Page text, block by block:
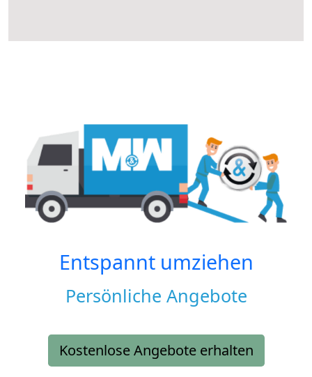
Entspannt umziehen
Persönliche Angebote
Kostenlose Angebote erhalten